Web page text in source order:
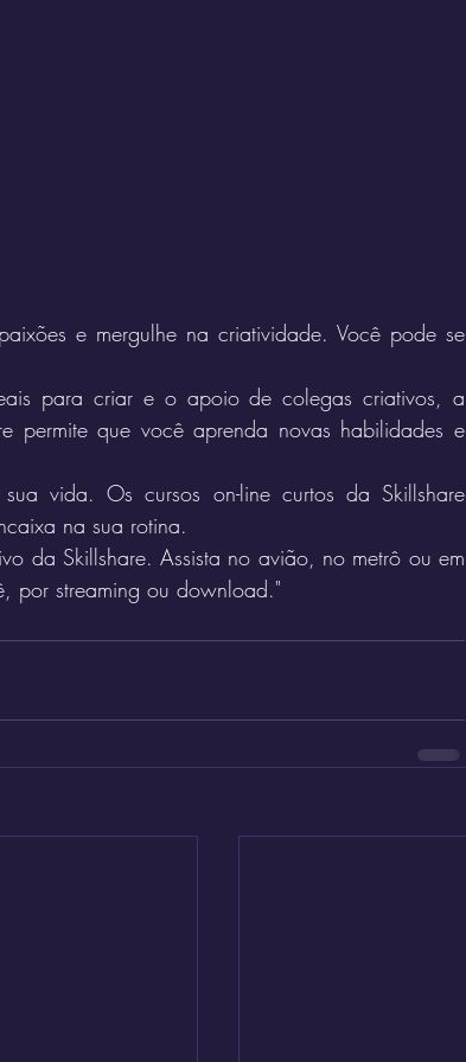
e mergulhe na criatividade. Você pode se
para criar e o apoio de colegas criativos, a
permite que você aprenda novas habilidades e
vida. Os cursos on-line curtos da Skillshare
na sua rotina.
da Skillshare. Assista no avião, no metrô ou em
por streaming ou download."